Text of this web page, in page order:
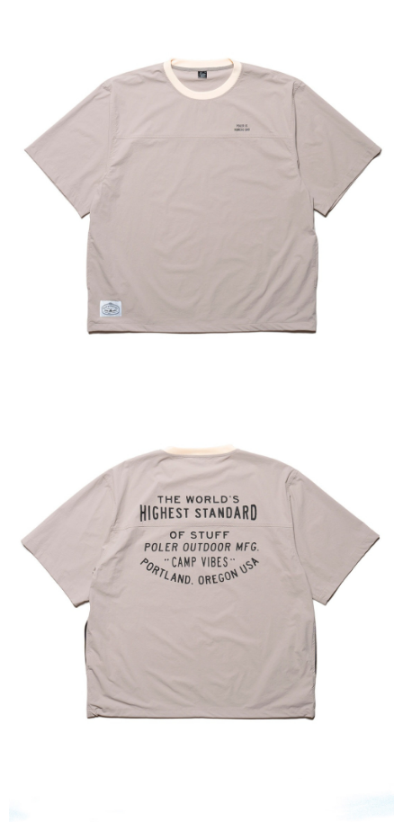
每筆NT$80，滿NT$799(含以上)免運費
每筆NT$100，滿NT$799(含以上)免運費